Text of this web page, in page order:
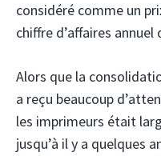
considéré comme un
chiffre d’affaires annuel
Alors que la
a reçu beaucoup
les imprimeurs était
jusqu’à il y a quelques